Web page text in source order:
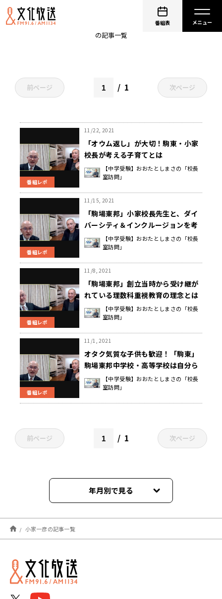
番組表
の記事一覧
前ページ 1 次ページ
番組レポ
11/22, 2021
「オウム返し」が大切！駒東・小家
校長が考える子育てとは
【中学受験】おおたとしまさの「校長
室訪問」
番組レポ
11/15, 2021
「駒場東邦」小家校長先生と、ダイ
バーシティ＆インクルージョンを考
える。
【中学受験】おおたとしまさの「校長
室訪問」
番組レポ
11/8, 2021
「駒場東邦」創立当時から受け継が
れている理数科重視教育の理念とは
【中学受験】おおたとしまさの「校長
室訪問」
番組レポ
11/1, 2021
オタク気質な子供も歓迎！「駒東」
駒場東邦中学校・高等学校は自分ら
しくいられる学校。
【中学受験】おおたとしまさの「校長
室訪問」
前ページ 1 次ページ
年月別で見る
2021年11月
小家一彦の記事一覧